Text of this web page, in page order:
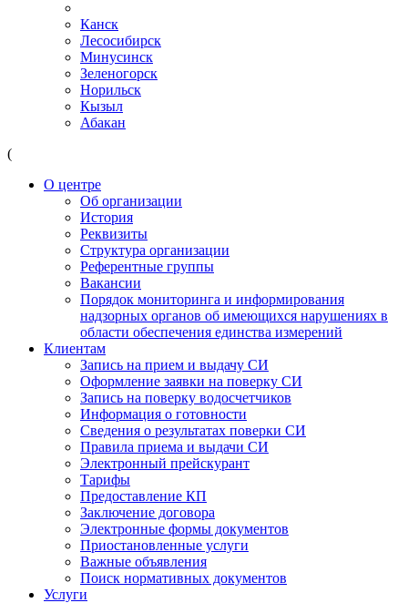
Канск
Лесосибирск
Минусинск
Зеленогорск
Норильск
Кызыл
Абакан
(
О центре
Об организации
История
Реквизиты
Структура организации
Референтные группы
Вакансии
Порядок мониторинга и информирования
надзорных органов об имеющихся нарушениях в
области обеспечения единства измерений
Клиентам
Запись на прием и выдачу СИ
Оформление заявки на поверку СИ
Запись на поверку водосчетчиков
Информация о готовности
Сведения о результатах поверки СИ
Правила приема и выдачи СИ
Электронный прейскурант
Тарифы
Предоставление КП
Заключение договора
Электронные формы документов
Приостановленные услуги
Важные объявления
Поиск нормативных документов
Услуги